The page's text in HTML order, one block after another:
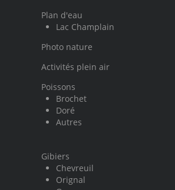
Plan d'eau
Lac Champlain
Photo nature
Activités plein air
Poissons
Brochet
Doré
Autres
Gibiers
Chevreuil
Orignal